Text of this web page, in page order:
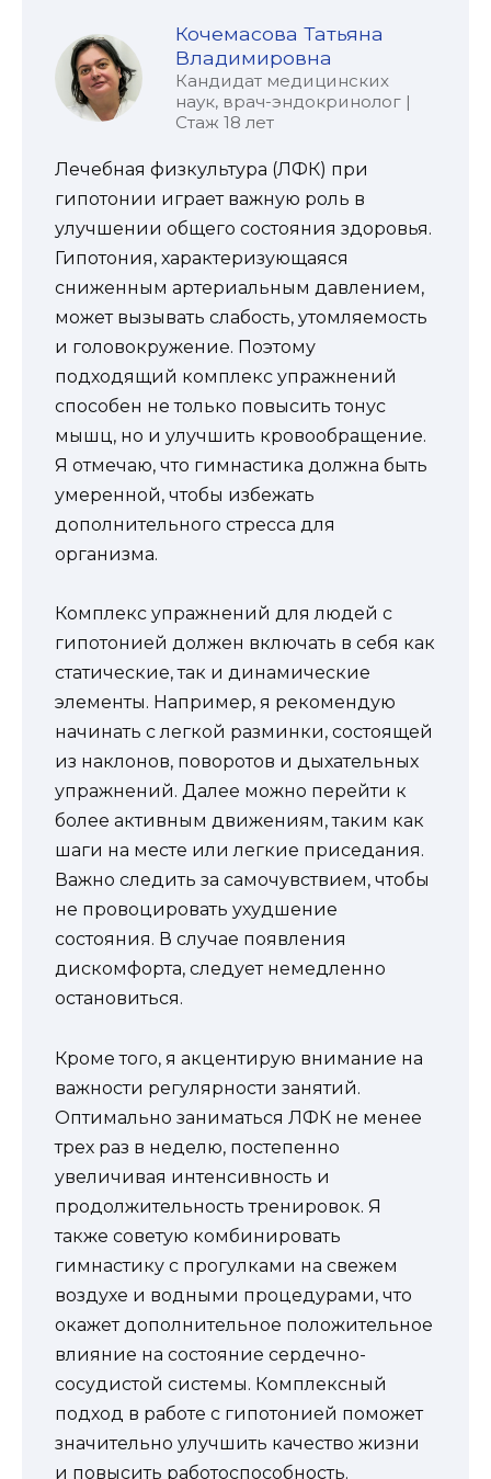
Кочемасова Татьяна
Владимировна
Кандидат медицинских
наук, врач-эндокринолог |
Стаж 18 лет
Лечебная физкультура (ЛФК) при
гипотонии играет важную роль в
улучшении общего состояния здоровья.
Гипотония, характеризующаяся
сниженным артериальным давлением,
может вызывать слабость, утомляемость
и головокружение. Поэтому
подходящий комплекс упражнений
способен не только повысить тонус
мышц, но и улучшить кровообращение.
Я отмечаю, что гимнастика должна быть
умеренной, чтобы избежать
дополнительного стресса для
организма.
Комплекс упражнений для людей с
гипотонией должен включать в себя как
статические, так и динамические
элементы. Например, я рекомендую
начинать с легкой разминки, состоящей
из наклонов, поворотов и дыхательных
упражнений. Далее можно перейти к
более активным движениям, таким как
шаги на месте или легкие приседания.
Важно следить за самочувствием, чтобы
не провоцировать ухудшение
состояния. В случае появления
дискомфорта, следует немедленно
остановиться.
Кроме того, я акцентирую внимание на
важности регулярности занятий.
Оптимально заниматься ЛФК не менее
трех раз в неделю, постепенно
увеличивая интенсивность и
продолжительность тренировок. Я
также советую комбинировать
гимнастику с прогулками на свежем
воздухе и водными процедурами, что
окажет дополнительное положительное
влияние на состояние сердечно-
сосудистой системы. Комплексный
подход в работе с гипотонией поможет
значительно улучшить качество жизни
и повысить работоспособность.